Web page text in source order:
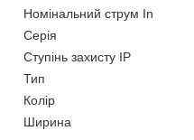
Номінальний струм In
Серія
Ступінь захисту IP
Тип
Колір
Ширина